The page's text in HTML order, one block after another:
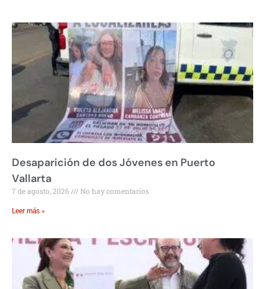
Desaparición de dos Jóvenes en Puerto
Vallarta
7 de agosto, 2026 No hay comentarios
Leer más »